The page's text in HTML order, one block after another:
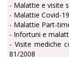
- Malattie e visite
- Malattie Covid-19
- Malattie Part-
- Infortuni e
-Visite mediche
81/2008